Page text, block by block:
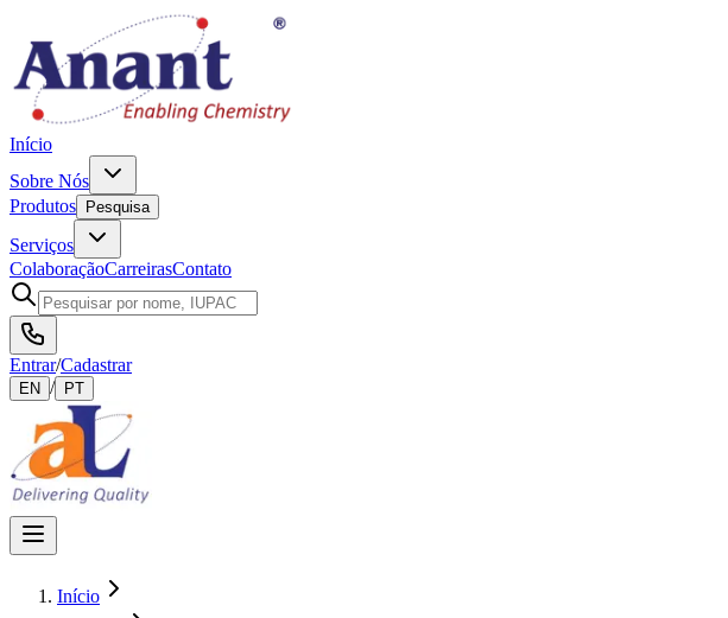
Início
Sobre Nós
Produtos
Pesquisa
Serviços
ColaboraçãoCarreirasContato
Entrar/Cadastrar
EN / PT
Início